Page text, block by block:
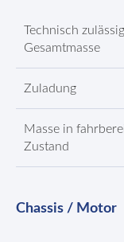
Technisch
Gesamtmasse
Zuladung
Masse in
Zustand
Chassis / Motor